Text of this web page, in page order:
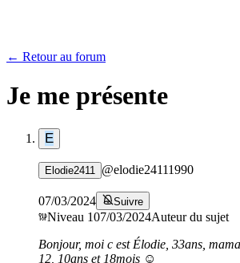
← Retour au forum
Je me présente
E
Elodie2411 @elodie24111990
07/03/2024 Suivre
Niveau 107/03/2024Auteur du sujet
Bonjour, moi c est Élodie, 33ans,
12, 10ans et 18mois ☺️